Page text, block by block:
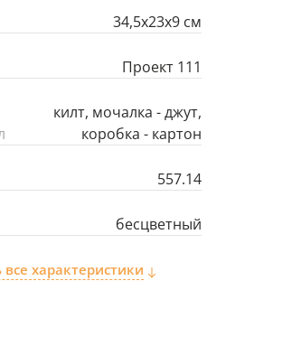
34,5х23х9 см
Проект 111
килт, мочалка - джут,
коробка - картон
557.14
бесцветный
характеристики